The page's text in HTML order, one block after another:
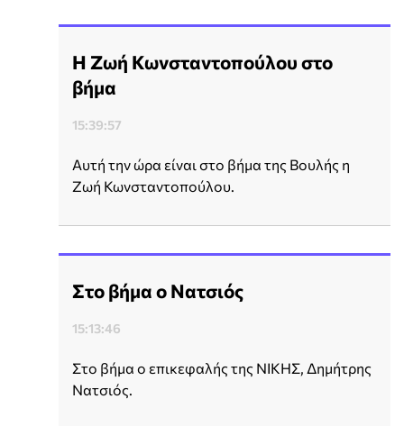
Η Ζωή Κωνσταντοπούλου στο
βήμα
15:39:57
Αυτή την ώρα είναι στο βήμα της Βουλής η
Ζωή Κωνσταντοπούλου.
Στο βήμα ο Νατσιός
15:13:46
Στο βήμα ο επικεφαλής της ΝΙΚΗΣ, Δημήτρης
Νατσιός.